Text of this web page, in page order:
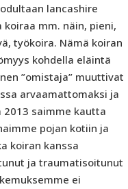
lancashire
mm. näin, pieni,
työkoira. Nämä koiran
kohdella eläintä
”omistaja” muuttivat
arvaamattomaksi ja
2013 saimme kautta
pojan kotiin ja
koiran kanssa
ja traumatisoitunut
ei